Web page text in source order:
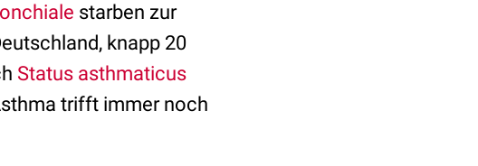
starben zur
knapp 20
Status asthmaticus
trifft immer noch